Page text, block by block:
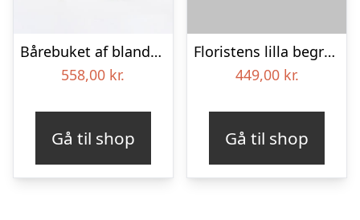
Bårebuket af blandede blomster – Blomster til begravelse
558,00 kr.
Gå til shop
Floristens lilla begravelses­buket
449,00 kr.
Gå til shop